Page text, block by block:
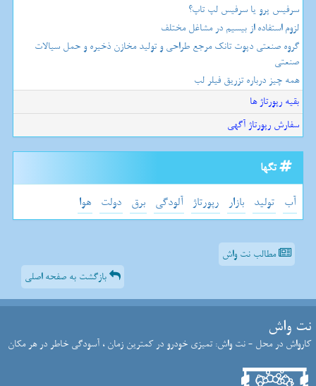
سرفیس پرو یا سرفیس لپ تاپ؟
لزوم استفاده از بیسیم در مشاغل مختلف
گروه صنعتی دپوت تانک مرجع طراحی و تولید مخازن ذخیره و حمل سیالات
صنعتی
همه چیز درباره تزریق فیلر لب
بقیه رپورتاژ ها
سفارش رپورتاژ آگهی
تگها
آب تولید بازار رپورتاژ آلودگی برق دولت هوا
مطالب نت واش
بازگشت به صفحه اصلی
نت واش
کارواش در محل - نت واش: تمیزی خودرو در کمترین زمان ، آسودگی خاطر در هر مکان